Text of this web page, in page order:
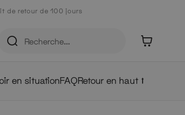
de retour de 100 jours
en situationFAQRetour en haut ⭡